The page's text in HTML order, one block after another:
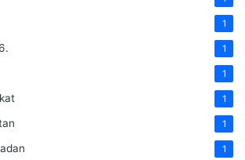
1
1
1
1
1
1